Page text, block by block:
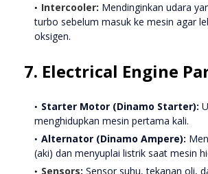
Intercooler: Mendinginkan udara
turbo sebelum masuk ke mesin agar
oksigen.
7. Electrical Engine
Starter Motor (Dinamo Starter):
menghidupkan mesin pertama kali.
Alternator (Dinamo Ampere):
(aki) dan menyuplai listrik saat mesin
Sensors: Sensor suhu, tekanan oli,